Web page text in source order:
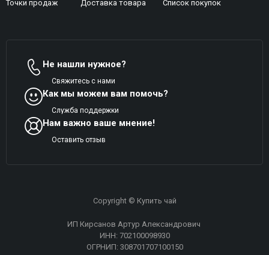
Точки продаж Доставка товара Список покупок
Не нашли нужное?
Свяжитесь с нами
Как мы можем вам помочь?
Служба поддержки
Нам важно ваше мнение!
Оставить отзыв
Copyright © Купить чай
ИП Кирсанов Артур Александрович
ИНН: 702100098930
ОГРНИП: 308701707100150